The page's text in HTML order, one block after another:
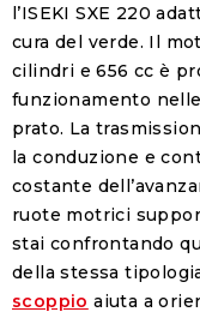
l’ISEKI SXE 220
cura del verde. Il
cilindri e 656 cc è
funzionamento
prato. La
la conduzione e
costante
ruote motrici
stai confrontando
della stessa
scoppio aiuta a